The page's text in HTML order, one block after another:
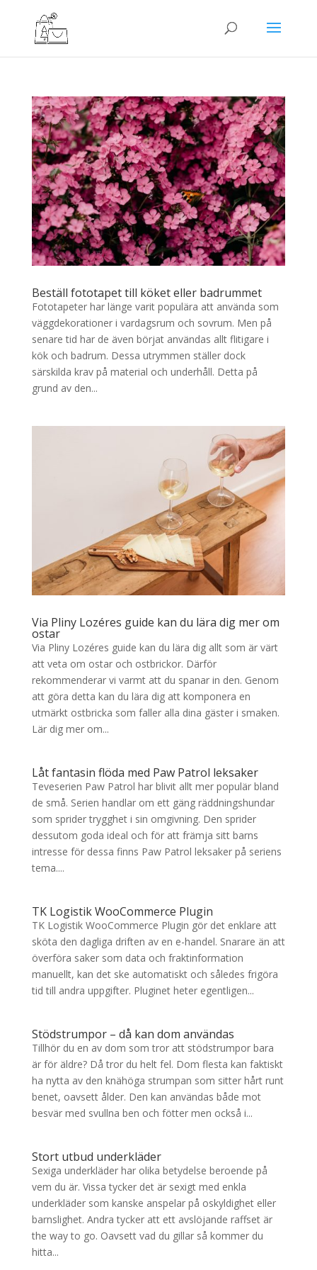
Beställ fototapet till köket eller badrummet
Fototapeter har länge varit populära att använda som
väggdekorationer i vardagsrum och sovrum. Men på
senare tid har de även börjat användas allt flitigare i
kök och badrum. Dessa utrymmen ställer dock
särskilda krav på material och underhåll. Detta på
grund av den...
Via Pliny Lozéres guide kan du lära dig mer om
ostar
Via Pliny Lozéres guide kan du lära dig allt som är värt
att veta om ostar och ostbrickor. Därför
rekommenderar vi varmt att du spanar in den. Genom
att göra detta kan du lära dig att komponera en
utmärkt ostbricka som faller alla dina gäster i smaken.
Lär dig mer om...
Låt fantasin flöda med Paw Patrol leksaker
Teveserien Paw Patrol har blivit allt mer populär bland
de små. Serien handlar om ett gäng räddningshundar
som sprider trygghet i sin omgivning. Den sprider
dessutom goda ideal och för att främja sitt barns
intresse för dessa finns Paw Patrol leksaker på seriens
tema....
TK Logistik WooCommerce Plugin
TK Logistik WooCommerce Plugin gör det enklare att
sköta den dagliga driften av en e-handel. Snarare än att
överföra saker som data och fraktinformation
manuellt, kan det ske automatiskt och således frigöra
tid till andra uppgifter. Pluginet heter egentligen...
Stödstrumpor – då kan dom användas
Tillhör du en av dom som tror att stödstrumpor bara
är för äldre? Då tror du helt fel. Dom flesta kan faktiskt
ha nytta av den knähöga strumpan som sitter hårt runt
benet, oavsett ålder. Den kan användas både mot
besvär med svullna ben och fötter men också i...
Stort utbud underkläder
Sexiga underkläder har olika betydelse beroende på
vem du är. Vissa tycker det är sexigt med enkla
underkläder som kanske anspelar på oskyldighet eller
barnslighet. Andra tycker att ett avslöjande raffset är
the way to go. Oavsett vad du gillar så kommer du
hitta...